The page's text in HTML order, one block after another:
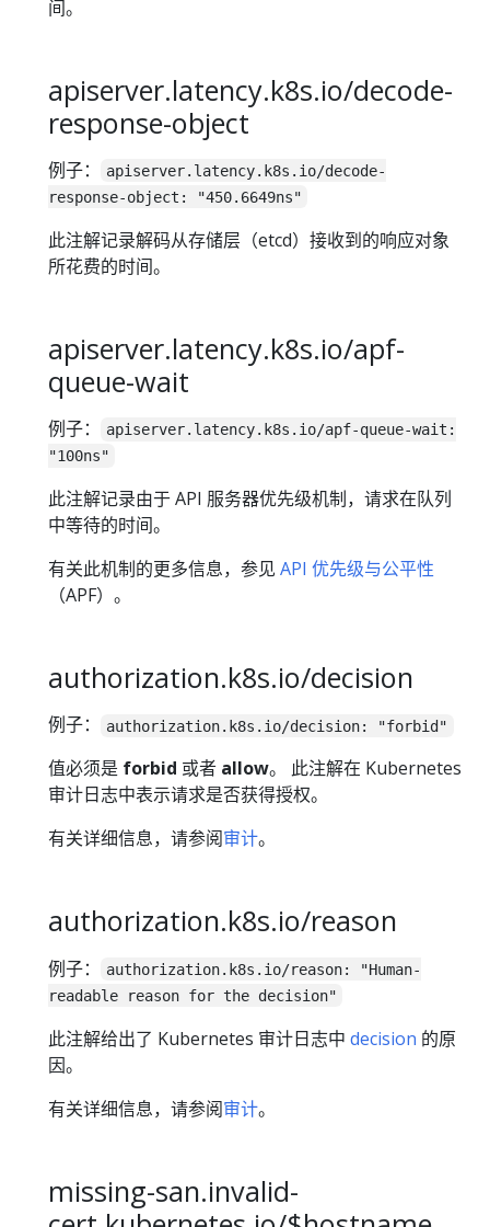
间。
apiserver.latency.k8s.io/decode-
response-object
例子：
apiserver.latency.k8s.io/decode-
response-object: "450.6649ns"
此注解记录解码从存储层（etcd）接收到的响应对象
所花费的时间。
apiserver.latency.k8s.io/apf-
queue-wait
例子：
apiserver.latency.k8s.io/apf-queue-wait:
"100ns"
此注解记录由于 API 服务器优先级机制，请求在队列
中等待的时间。
有关此机制的更多信息，参见 API 优先级与公平性
（APF）。
authorization.k8s.io/decision
例子： authorization.k8s.io/decision: "forbid"
值必须是 forbid 或者 allow。 此注解在 Kubernetes
审计日志中表示请求是否获得授权。
有关详细信息，请参阅审计。
authorization.k8s.io/reason
例子：
authorization.k8s.io/reason: "Human-
readable reason for the decision"
此注解给出了 Kubernetes 审计日志中 decision 的原
因。
有关详细信息，请参阅审计。
missing-san.invalid-